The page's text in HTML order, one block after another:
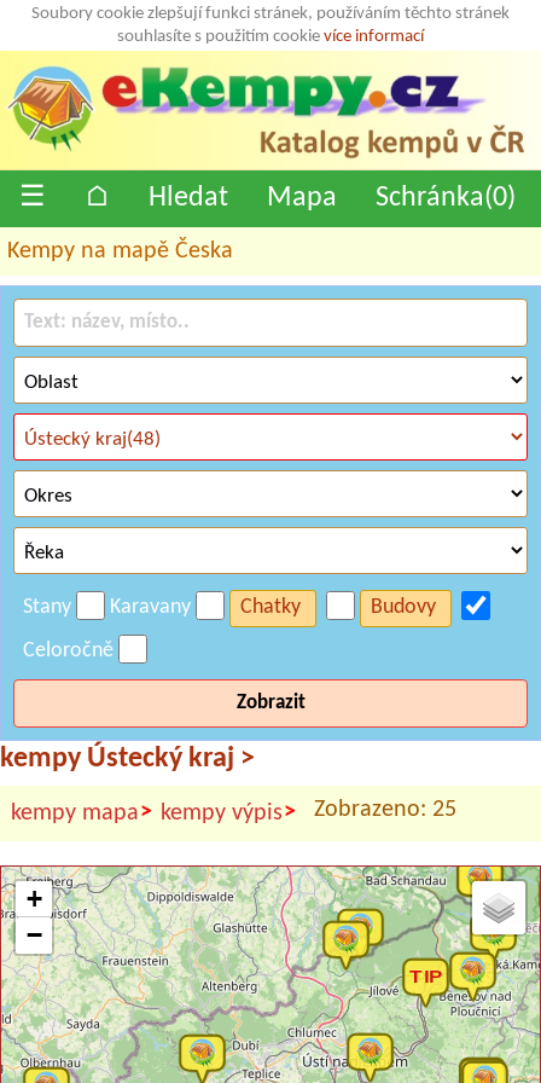
Soubory cookie zlepšují funkci stránek, používáním těchto stránek
souhlasíte s použitím cookie více informací
☰ ⌂ Hledat Mapa Schránka(0)
Kempy na mapě Česka
Stany Karavany Chatky
Budovy
Celoročně
Zobrazit
kempy Ústecký kraj >
kempy mapa> kempy výpis> Zobrazeno: 25
+
−